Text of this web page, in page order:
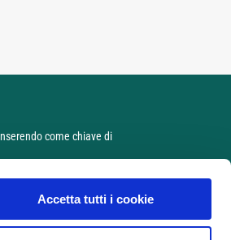
Accetta tutti i cookie
come chiave di